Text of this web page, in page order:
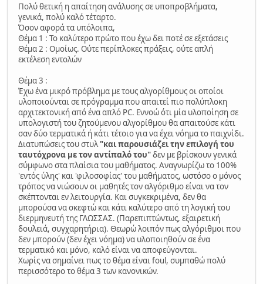
Πολύ θετική η απαίτηση ανάλυσης σε υποπροβλήματα,
γενικά, πολύ καλό τέταρτο.
Όσον αφορά τα υπόλοιπα,
Θέμα 1 : Το καλύτερο πρώτο που έχω δει ποτέ σε εξετάσεις
Θέμα 2 : Ομοίως. Ούτε περίπλοκες πράξεις, ούτε απλή
εκτέλεση εντολών
Θέμα 3 :
Έχω ένα μικρό πρόβλημα με τους αλγορίθμους οι οποίοι
υλοποιούνται σε πρόγραμμα που απαιτεί πιο πολύπλοκη
αρχιτεκτονική από ένα απλό PC. Εννοώ ότι μία υλοποίηση σε
υπολογιστή του ζητούμενου αλγορίθμου θα απαιτούσε κάτι
σαν δύο τερματικά ή κάτι τέτοιο για να έχει νόημα το παιχνίδι.
Διατυπώσεις του στυλ"και παρουσιάζει την επιλογή του
ταυτόχρονα με τον αντίπαλό του"δεν με βρίσκουν γενικά
σύμφωνο στα πλαίσια του μαθήματος. Αναγνωρίζω το 100%
'εντός ύλης' και 'φιλοσοφίας' του μαθήματος, ωστόσο ο μόνος
τρόπος να νιώσουν οι μαθητές τον αλγόριθμο είναι να τον
σκέπτονται εν λειτουργία. Και συγκεκριμένα, δεν θα
μπορούσα να σκεφτώ και κάτι καλύτερο από τη λογική του
διερμηνευτή της ΓΛΩΣΣΑΣ. (Παρεπιπτώντως, εξαιρετική
δουλειά, συγχαρητήρια). Θεωρώ λοιπόν πως αλγόριθμοι που
δεν μπορούν (δεν έχει νόημα) να υλοποιηθούν σε ένα
τερματικό και μόνο, καλό είναι να αποφεύγονται.
Χωρίς να σημαίνει πως το θέμα είναι foul, συμπαθώ πολύ
περισσότερο το θέμα 3 των κανονικών.